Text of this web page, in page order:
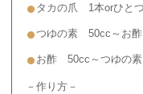
タカの爪 1本orひと
つゆの素 50cc～お酢
お酢 50cc～つゆの素
－作り方－